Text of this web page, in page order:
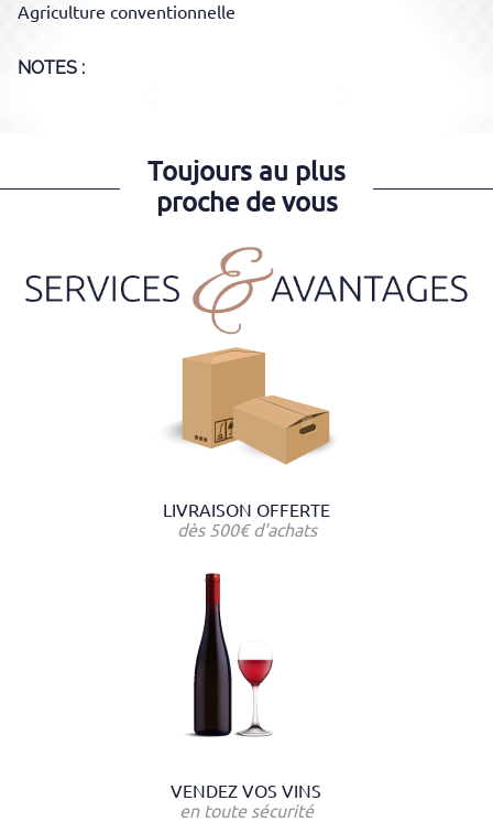
Agriculture conventionnelle
NOTES :
Toujours au plus
proche de vous
LIVRAISON OFFERTE
dès 500€ d'achats
VENDEZ VOS VINS
en toute sécurité